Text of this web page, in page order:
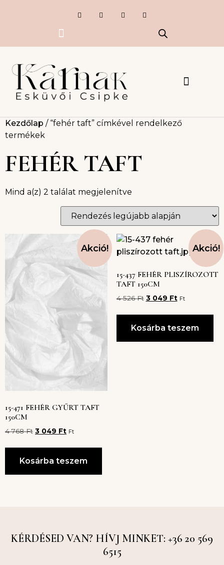
Kezdőlap / “fehér taft” címkével rendelkező
termékek
FEHÉR TAFT
Mind a(z) 2 találat megjelenítve
Akció!
15-471 FEHÉR GYŰRT TAFT
150CM
4 768Ft 3 049 Ft Ft
Kosárba teszem
Akció!
15-437 FEHÉR PLISZÍROZOTT
TAFT 150CM
4 526Ft 3 049 Ft Ft
Kosárba teszem
KÉRDÉSED VAN? HÍVJ MINKET: +36 20 569
6515